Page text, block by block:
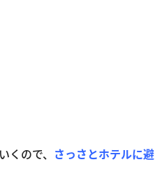
ので、 さっさとホテルに避